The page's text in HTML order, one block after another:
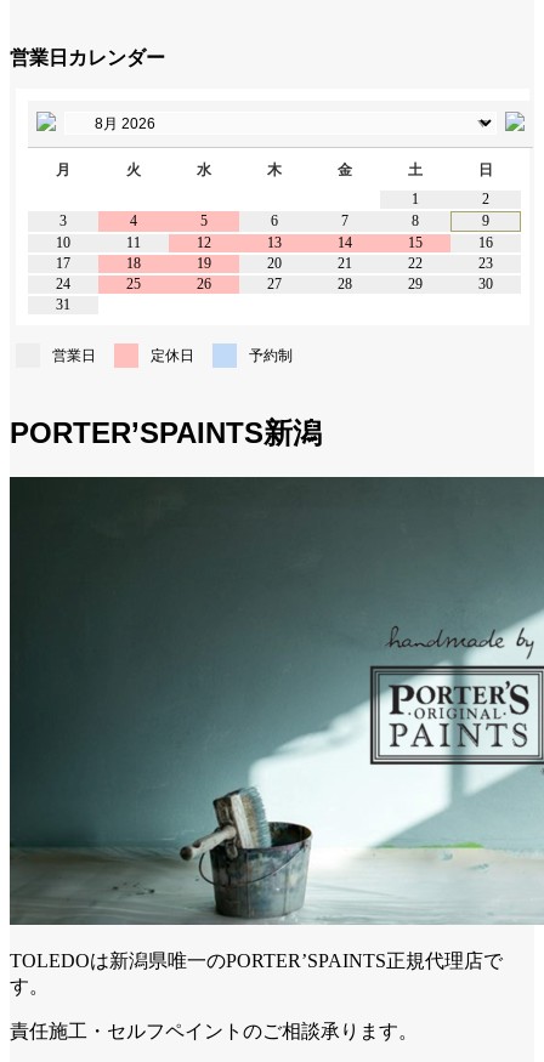
営業日カレンダー
月 火 水 木 金 土
日
1
2
3
4 5 6 7 8
9
10
11 12 13 14 15
16
17
18 19 20 21 22
23
24
25 26 27 28 29
30
31
営業日 定休日 予約制
PORTER’SPAINTS新潟
TOLEDOは新潟県唯一のPORTER’SPAINTS正規代理店で
す。
責任施工・セルフペイントのご相談承ります。